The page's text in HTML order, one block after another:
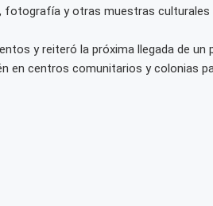
fotografía y otras muestras
y reiteró la próxima llegada de un
en centros comunitarios y colonias